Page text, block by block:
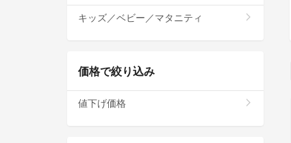
キッズ／ベビー／マタニティ
価格で絞り込み
値下げ価格